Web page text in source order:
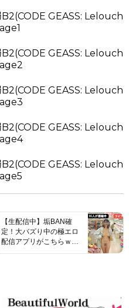
【生配信中】垢BAN確
定！大バズり中の極エロ
配信アプリがこちらｗｗ
ｗ